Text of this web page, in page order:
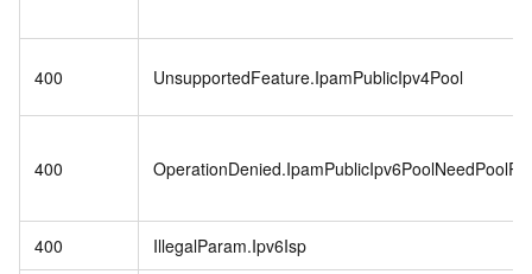
400 UnsupportedFeature.IpamPublicIpv4Pool
400
400 IllegalParam.Ipv6Isp